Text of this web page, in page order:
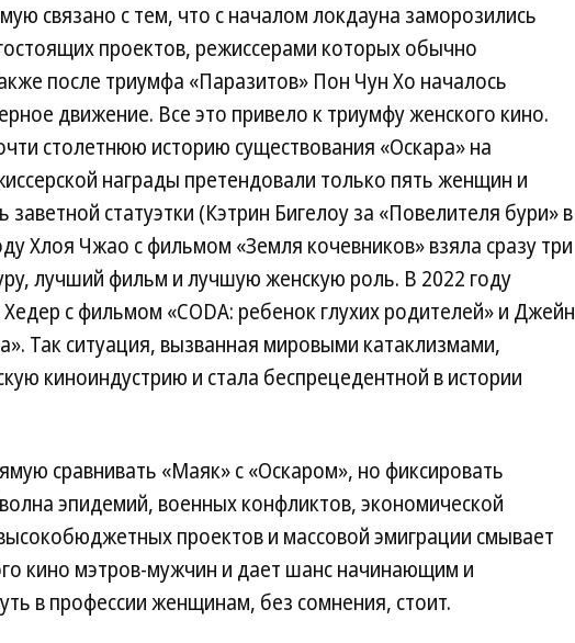
связано с тем, что с началом локдауна заморозились
проектов, режиссерами которых обычно
после триумфа «Паразитов» Пон Чун Хо началось
движение. Все это привело к триумфу женского кино.
столетнюю историю существования «Оскара» на
награды претендовали только пять женщин и
статуэтки (Кэтрин Бигелоу за «Повелителя бури» в
Хлоя Чжао с фильмом «Земля кочевников» взяла сразу три
лучший фильм и лучшую женскую роль. В 2022 году
с фильмом «CODA: ребенок глухих родителей» и Джейн
Так ситуация, вызванная мировыми катаклизмами,
киноиндустрию и стала беспрецедентной в истории
сравнивать «Маяк» с «Оскаром», но фиксировать
эпидемий, военных конфликтов, экономической
проектов и массовой эмиграции смывает
кино мэтров-мужчин и дает шанс начинающим и
в профессии женщинам, без сомнения, стоит.